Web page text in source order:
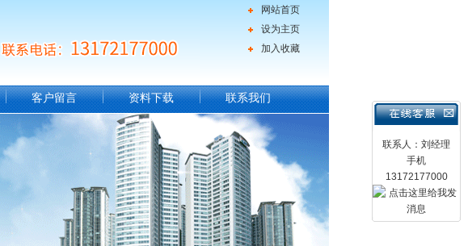
网站首页
设为主页
加入收藏
联系人：刘经理
手机
13172177000
客户留言 资料下载 联系我们